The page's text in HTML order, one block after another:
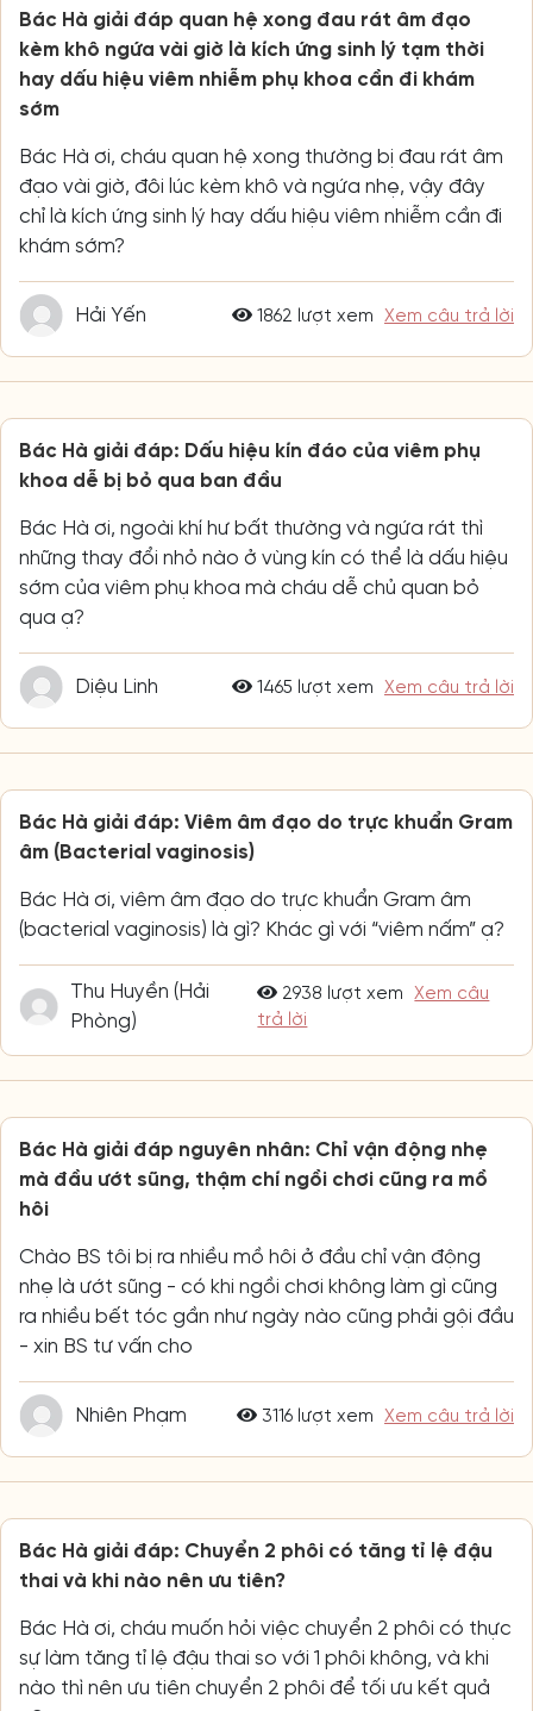
Bác Hà giải đáp quan hệ xong đau rát âm đạo
kèm khô ngứa vài giờ là kích ứng sinh lý tạm thời
hay dấu hiệu viêm nhiễm phụ khoa cần đi khám
sớm
Bác Hà ơi, cháu quan hệ xong thường bị đau rát âm
đạo vài giờ, đôi lúc kèm khô và ngứa nhẹ, vậy đây
chỉ là kích ứng sinh lý hay dấu hiệu viêm nhiễm cần đi
khám sớm?
Hải Yến 1862 lượt xem Xem câu trả lời
Bác Hà giải đáp: Dấu hiệu kín đáo của viêm phụ
khoa dễ bị bỏ qua ban đầu
Bác Hà ơi, ngoài khí hư bất thường và ngứa rát thì
những thay đổi nhỏ nào ở vùng kín có thể là dấu hiệu
sớm của viêm phụ khoa mà cháu dễ chủ quan bỏ
qua ạ?
Diệu Linh 1465 lượt xem Xem câu trả lời
Bác Hà giải đáp: Viêm âm đạo do trực khuẩn Gram
âm (Bacterial vaginosis)
Bác Hà ơi, viêm âm đạo do trực khuẩn Gram âm
(bacterial vaginosis) là gì? Khác gì với “viêm nấm” ạ?
Thu Huyền (Hải
Phòng)
2938 lượt xem
Xem câu
trả lời
Bác Hà giải đáp nguyên nhân: Chỉ vận động nhẹ
mà đầu ướt sũng, thậm chí ngồi chơi cũng ra mồ
hôi
Chào BS tôi bị ra nhiều mồ hôi ở đầu chỉ vận động
nhẹ là ướt sũng - có khi ngồi chơi không làm gì cũng
ra nhiều bết tóc gần như ngày nào cũng phải gội đầu
- xin BS tư vấn cho
Nhiên Phạm 3116 lượt xem Xem câu trả lời
Bác Hà giải đáp: Chuyển 2 phôi có tăng tỉ lệ đậu
thai và khi nào nên ưu tiên?
Bác Hà ơi, cháu muốn hỏi việc chuyển 2 phôi có thực
sự làm tăng tỉ lệ đậu thai so với 1 phôi không, và khi
nào thì nên ưu tiên chuyển 2 phôi để tối ưu kết quả